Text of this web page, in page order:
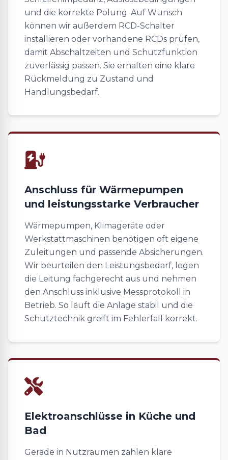
und die korrekte Polung. Auf Wunsch
können wir außerdem RCD-Schalter
installieren oder vorhandene RCDs prüfen,
damit Abschaltzeiten und Schutzfunktion
zuverlässig passen. Sie erhalten eine klare
Rückmeldung zu Zustand und
Handlungsbedarf.
Anschluss für Wärmepumpen
und leistungsstarke Verbraucher
Wärmepumpen, Klimageräte oder
Werkstattmaschinen benötigen oft eigene
Zuleitungen und passende Absicherungen.
Wir beurteilen den Leistungsbedarf, legen
die Leitung fachgerecht aus und nehmen
den Anschluss inklusive Messprotokoll in
Betrieb. So läuft die Anlage stabil und die
Schutztechnik greift im Fehlerfall korrekt.
Elektroanschlüsse in Küche und
Bad
Gerade in Nutzräumen zählen klare